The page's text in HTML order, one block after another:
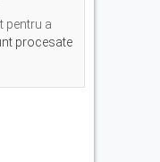
pentru a
procesate